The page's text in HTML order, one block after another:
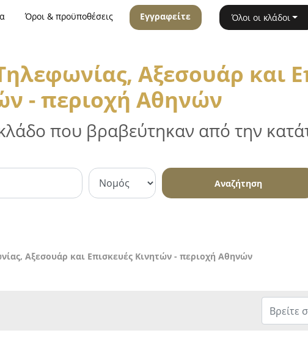
Όροι & προϋποθέσεις Εγγραφείτε Όλοι οι κλάδοι
Αξεσουάρ και
- περιοχή Αθηνών
που βραβεύτηκαν από την
Αναζήτηση
Αξεσουάρ και Επισκευές Κινητών - περιοχή Αθηνών